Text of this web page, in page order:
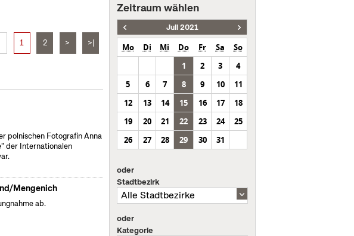
1 2 > >|
polnischen Fotografin Anna
der Internationalen
Mengenich
ab.
Zeitraum wählen
Juli 2021
Mo Di Mi Do Fr Sa
So
1
2 3
4
5
6 7 8 9 10
11
12
13 14 15 16 17
18
19
20 21 22 23 24
25
26
27 28 29 30 31
oder
Stadtbezirk
oder
Kategorie